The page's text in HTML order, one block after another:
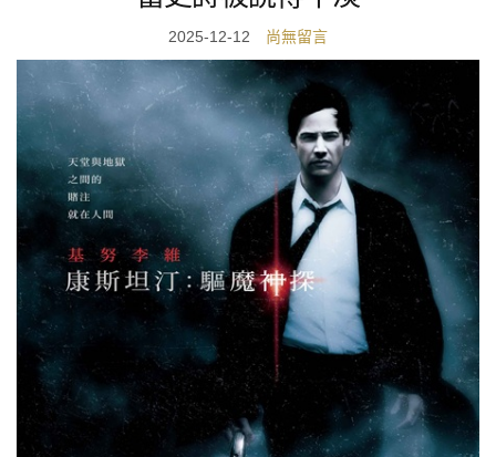
2025-12-12 尚無留言